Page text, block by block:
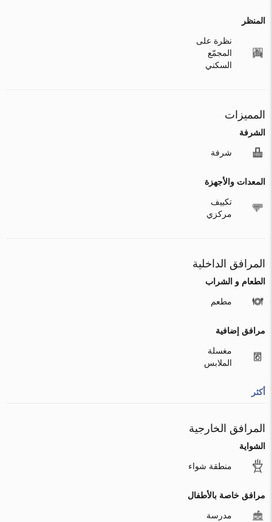
المنظر
نظرة على
المجمّع
السكني
المميزات
الشرفة
شرفة
المعدات والأجهزة
تكييف
مركزي
المرافق الداخلية
الطعام و الشراب
مطعم
مرافق إضافية
مغسلة
الملابس
أكثر
المرافق الخارجية
الشواية
منطقة شواء
مرافق خاصة بالأطفال
مدرسة